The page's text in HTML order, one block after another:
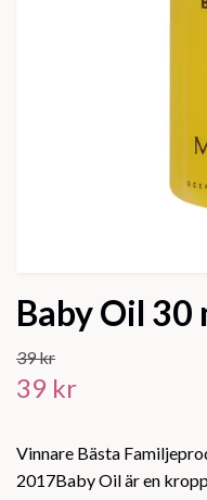
Baby Oil 30
39 kr
39 kr
Vinnare Bästa
2017Baby Oil är en